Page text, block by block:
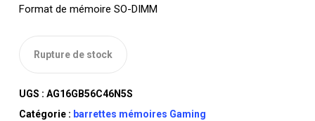
Format de mémoire SO-DIMM
Rupture de stock
UGS : AG16GB56C46N5S
Catégorie : barrettes mémoires Gaming